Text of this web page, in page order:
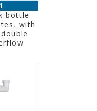
bottle
with